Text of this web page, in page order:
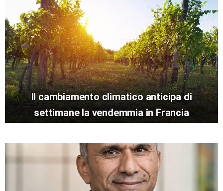
Il cambiamento climatico anticipa di
settimane la vendemmia in Francia